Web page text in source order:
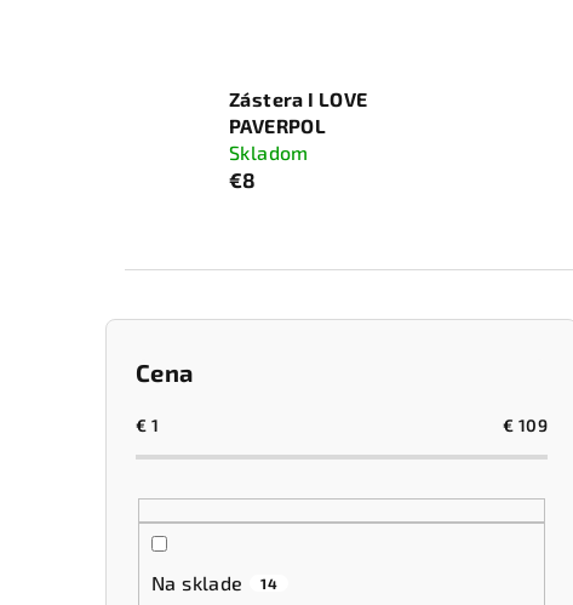
Zástera I LOVE
PAVERPOL
Skladom
€8
B
Cena
€ 1 € 109
Na sklade 14